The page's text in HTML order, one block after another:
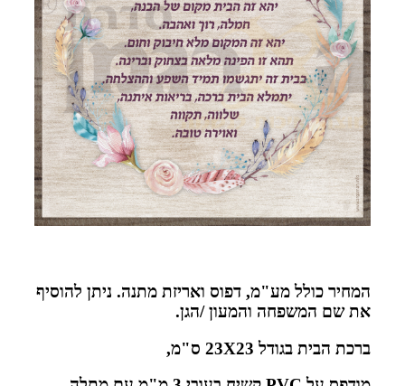
המחיר כולל מע"מ, דפוס ואריזת מתנה. ניתן להוסיף
את שם המשפחה והמעון /הגן.
ברכת הבית בגודל 23X23 ס"מ,